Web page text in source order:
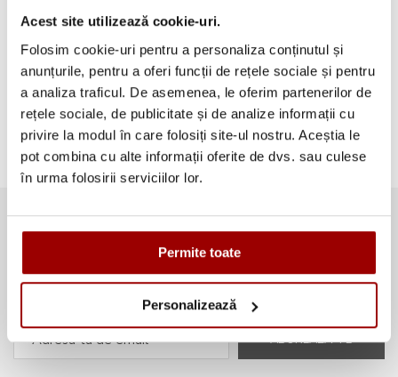
Acest site utilizează cookie-uri.
Folosim cookie-uri pentru a personaliza conținutul și
anunțurile, pentru a oferi funcții de rețele sociale și pentru
a analiza traficul. De asemenea, le oferim partenerilor de
rețele sociale, de publicitate și de analize informații cu
privire la modul în care folosiți site-ul nostru. Aceștia le
pot combina cu alte informații oferite de dvs. sau culese
în urma folosirii serviciilor lor.
Permite toate
Personalizează
(123)
Evenimente(66)
Broderii gratuite(103)
Abonează-te la newsletter și fii
mereu la curent cu noile produse și
oferte speciale!
ABONEAZĂ-TE